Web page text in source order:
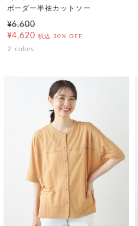
ボーダー半袖カットソー
¥6,600
¥4,620 税込 30% OFF
2 colors